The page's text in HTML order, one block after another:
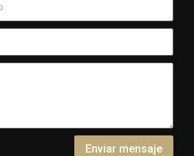
Enviar mensaje